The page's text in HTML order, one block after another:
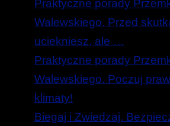
Praktyczne porady
Walewskiego. Przed
uciekniesz, ale …
Praktyczne porady
Walewskiego. Poczuj
klimaty!
Biegaj i Zwiedzaj.